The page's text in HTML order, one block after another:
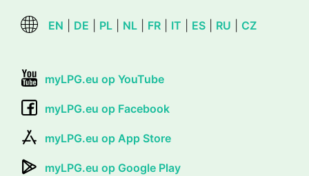
EN DE PL NL FR IT ES RU CZ
myLPG.eu op YouTube
myLPG.eu op Facebook
myLPG.eu op App Store
myLPG.eu op Google Play